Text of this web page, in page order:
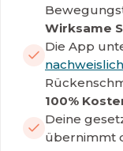
Wirksame
Die App
nachweislich
100%
Deine
übernimmt